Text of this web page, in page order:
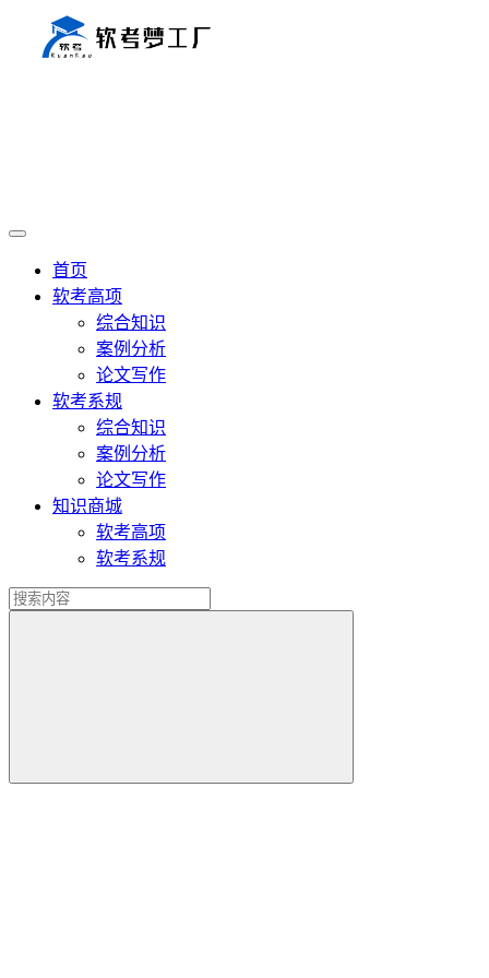
首页
软考高项
综合知识
案例分析
论文写作
软考系规
综合知识
案例分析
论文写作
知识商城
软考高项
软考系规